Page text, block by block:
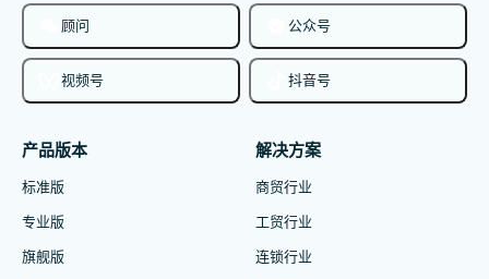
顾问 公众号
视频号 抖音号
产品版本
标准版
专业版
旗舰版
解决方案
商贸行业
工贸行业
连锁行业